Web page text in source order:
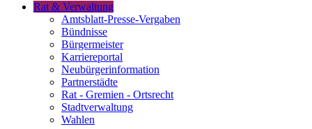
Rat & Verwaltung
Amtsblatt-Presse-Vergaben
Bündnisse
Bürgermeister
Karriereportal
Neubürgerinformation
Partnerstädte
Rat - Gremien - Ortsrecht
Stadtverwaltung
Wahlen